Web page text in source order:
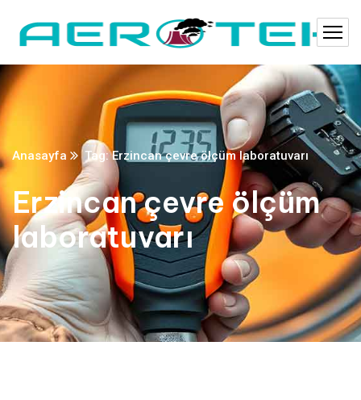
Anasayfa Tag: Erzincan çevre ölçüm laboratuvarı
Erzincan çevre ölçüm
laboratuvarı